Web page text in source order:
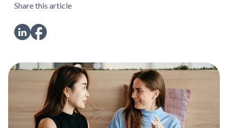
Share this article